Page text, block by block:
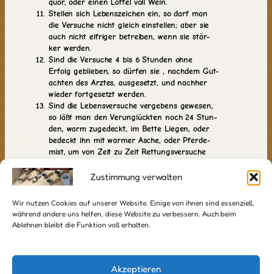
Zustimmung verwalten
Wir nutzen Cookies auf unserer Website. Einige von ihnen sind essenziell,
während andere uns helfen, diese Website zu verbessern. Auch beim
Ablehnen bleibt die Funktion voll erhalten.
Akzeptieren
quor, oder einen Löffel voll Wein.
Stellen sich Lebenszeichen ein, so darf man
die Versuche nicht gleich einstellen; aber sie
auch nicht eifriger betreiben, wenn sie stär-
ker werden.
Sind die Versuche 4 bis 6 Stunden ohne
Erfolg geblieben, so dürfen sie , nachdem Gut-
achten des Arztes, ausgesetzt, und nachher
wieder fortgesetzt werden.
Sind die Lebensversuche vergebens gewesen,
so läßt man den Verunglückten noch 24 Stun-
den, warm zugedeckt, im Bette Liegen, oder
bedeckt ihn mit warmer Asche, oder Pferde-
mist, um von Zeit zu Zeit Rettungsversuche
Sind sie gelungen, so überläst man den Ge-
retteten dem Schlafe; doch muß Jemand bei
Ihm wachen und auf ihn warten.